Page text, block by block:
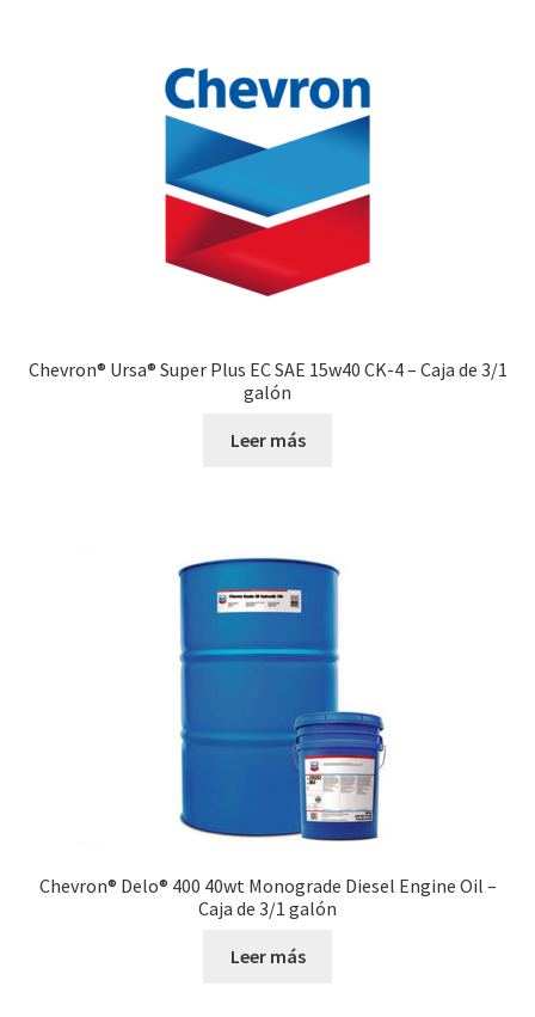
Chevron® Ursa® Super Plus EC SAE 15w40 CK-4 – Caja de 3/1
galón
Leer más
Chevron® Delo® 400 40wt Monograde Diesel Engine Oil –
Caja de 3/1 galón
Leer más